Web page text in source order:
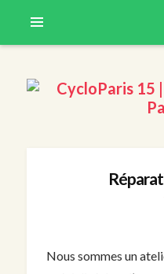
ATELIER
Nous sommes un